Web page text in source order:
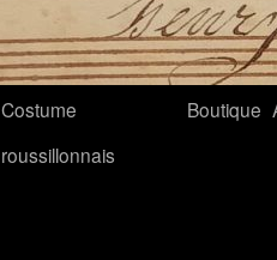
Costume
roussillonnais
Boutique